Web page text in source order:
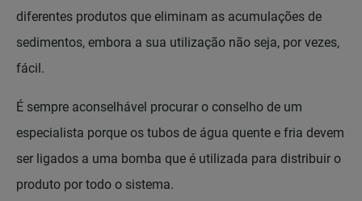
diferentes produtos que eliminam as acumulações de
sedimentos, embora a sua utilização não seja, por vezes,
fácil.
É sempre aconselhável procurar o conselho de um
especialista porque os tubos de água quente e fria devem
ser ligados a uma bomba que é utilizada para distribuir o
produto por todo o sistema.